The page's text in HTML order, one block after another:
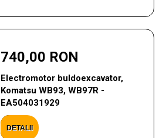
740,00 RON
Electromotor buldoexcavator,
Komatsu WB93, WB97R -
EA504031929
DETALII